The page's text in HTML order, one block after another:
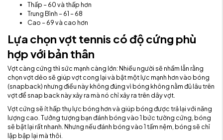
Thấp – 60 và thấp hơn
Trung Bình – 61 – 68
Cao – 69 và cao hơn
Lựa chọn vợt tennis có độ cứng phù
hợp với bản thân
Vợt càng cứng thì sức mạnh càng lớn: Nhiều người sẽ nhầm lẫn rằng
chọn vợt dẻo sẽ giúp vợt cong lại và bật một lực mạnh hơn vào bóng
(snapback) nhưng điều này không đúng vì bóng không nằm đủ lâu trên
vợt để snap back này xảy ra mà nó chỉ xảy ra trên dây vợt.
Vợt cứng sẽ ít hấp thụ lực bóng hơn và giúp bóng được trả lại với năng
lượng cao. Tưởng tượng bạn đánh bóng vào 1 bức tường cứng, bóng
sẽ bật lại rất nhanh. Nhưng nếu đánh bóng vào 1 tấm nệm, bóng sẽ chỉ
lập bập lại mà thôi.